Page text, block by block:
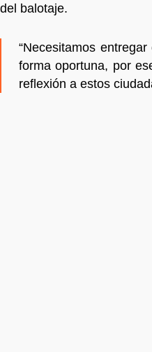
del balotaje.
“Necesitamos
forma oportuna, por
reflexión a estos